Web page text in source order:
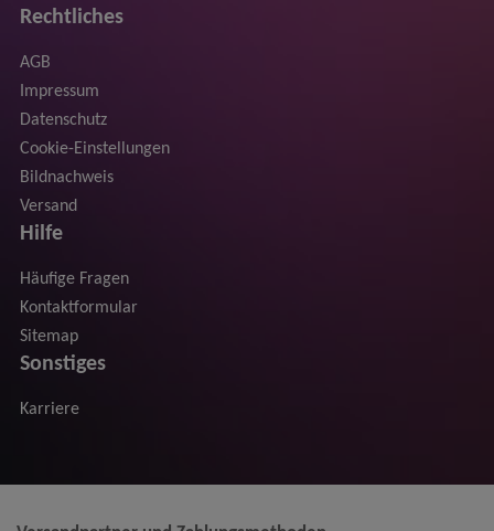
Rechtliches
AGB
Impressum
Datenschutz
Cookie-Einstellungen
Bildnachweis
Versand
Hilfe
Häufige Fragen
Kontaktformular
Sitemap
Sonstiges
Karriere